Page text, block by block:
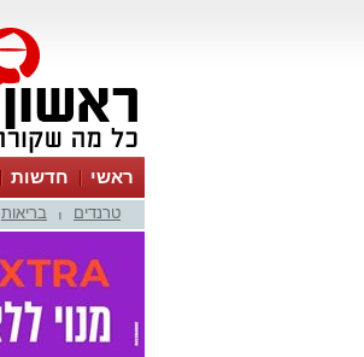
ראשי חדשות
טרנדים בריאות